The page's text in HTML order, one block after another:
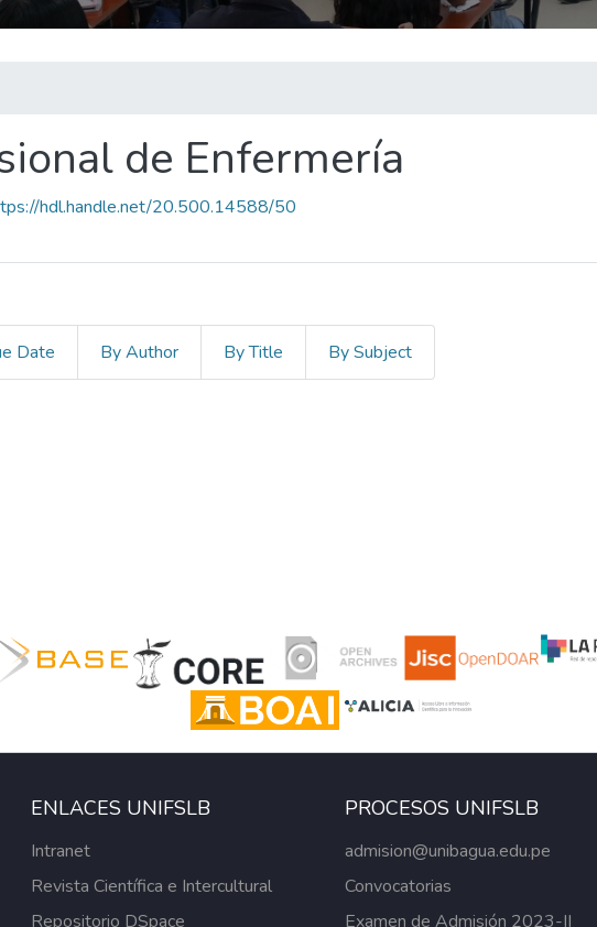
de Enfermería
hdl.handle.net/20.500.14588/50
Date By Author By Title By Subject
ENLACES UNIFSLB
Intranet
Revista Científica e Intercultural
Repositorio DSpace
PROCESOS UNIFSLB
admision@unibagua.edu.pe
Convocatorias
Examen de Admisión 2023-II